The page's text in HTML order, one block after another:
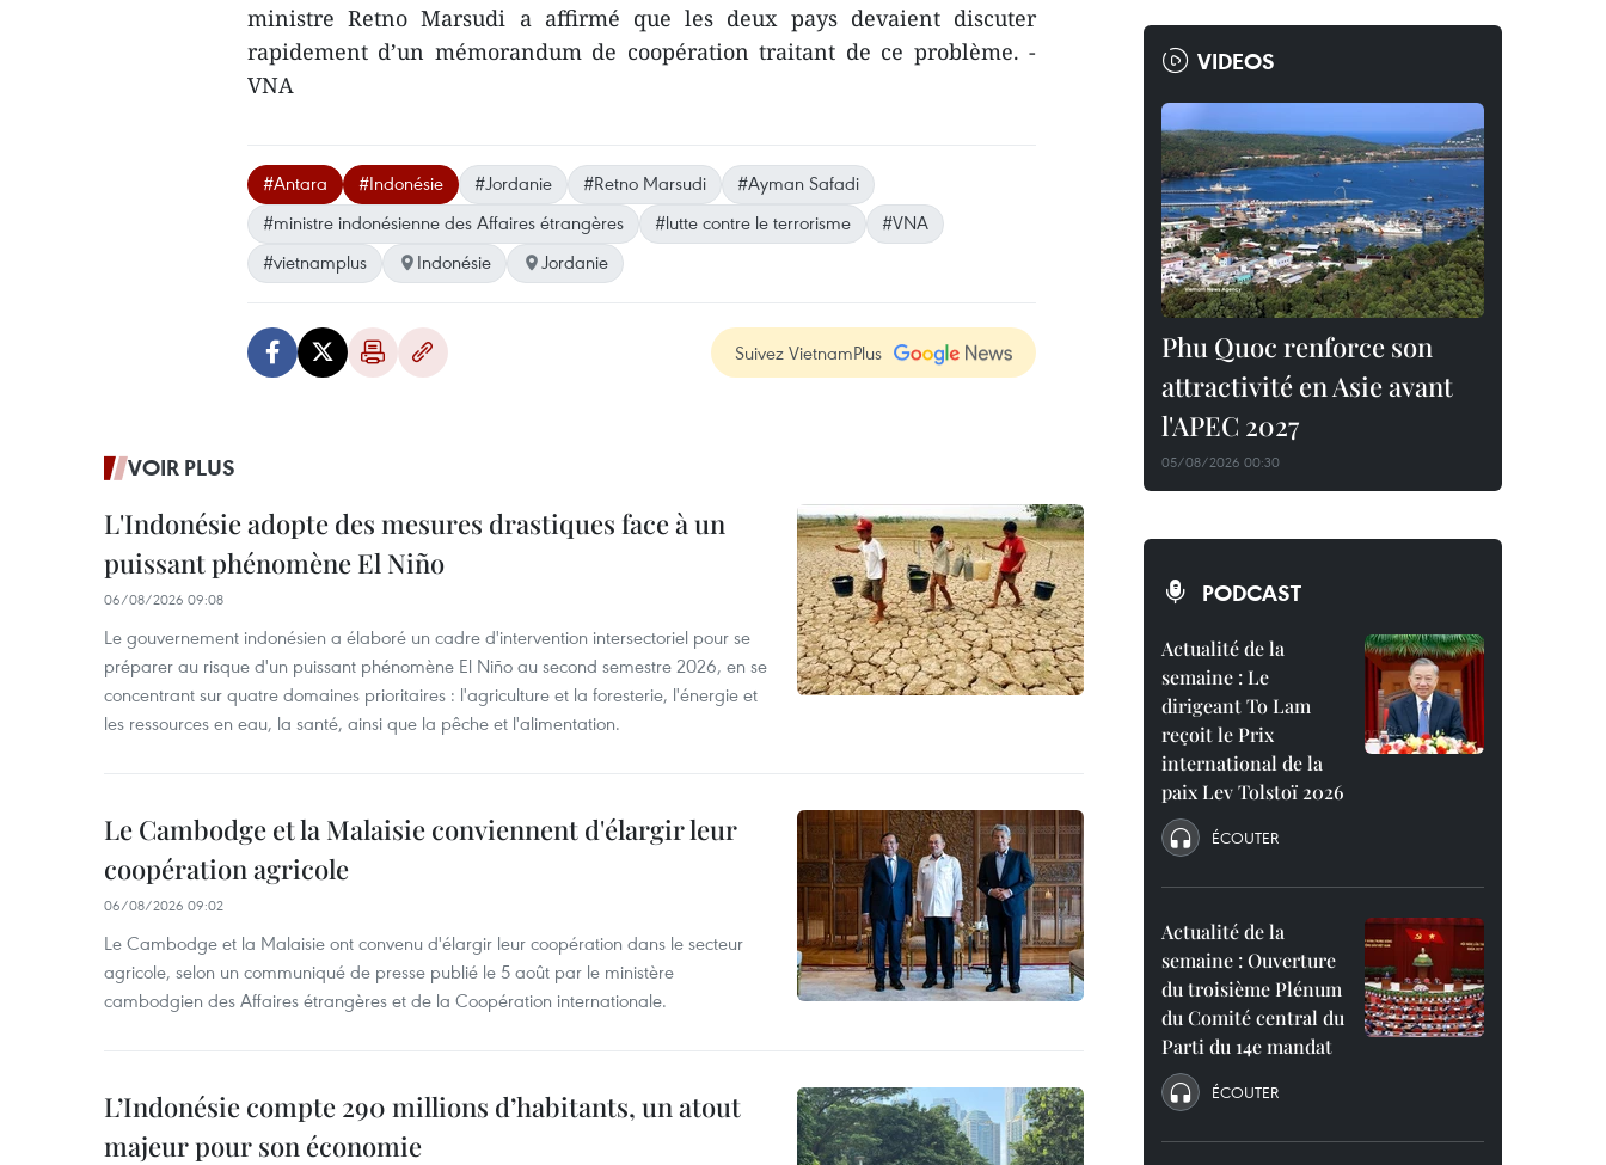
ministre Retno Marsudi a affirmé que les deux pays devaient discuter
rapidement d’un mémorandum de coopération traitant de ce problème. -
VNA
#Antara #Indonésie #Jordanie #Retno Marsudi
#Ayman Safadi
#ministre indonésienne des Affaires étrangères
#lutte contre le terrorisme
#VNA
#vietnamplus
Indonésie Jordanie
Suivez VietnamPlus
VOIR PLUS
L'Indonésie adopte des mesures drastiques face à un
puissant phénomène El Niño
06/08/2026 09:08
Le gouvernement indonésien a élaboré un cadre d'intervention intersectoriel pour se
préparer au risque d'un puissant phénomène El Niño au second semestre 2026, en se
concentrant sur quatre domaines prioritaires : l'agriculture et la foresterie, l'énergie et
les ressources en eau, la santé, ainsi que la pêche et l'alimentation.
Le Cambodge et la Malaisie conviennent d'élargir leur
coopération agricole
06/08/2026 09:02
Le Cambodge et la Malaisie ont convenu d'élargir leur coopération dans le secteur
agricole, selon un communiqué de presse publié le 5 août par le ministère
cambodgien des Affaires étrangères et de la Coopération internationale.
L’Indonésie compte 290 millions d’habitants, un atout
majeur pour son économie
VIDEOS
Phu Quoc renforce son
attractivité en Asie avant
l'APEC 2027
05/08/2026 00:30
PODCAST
Actualité de la
semaine : Le
dirigeant To Lam
reçoit le Prix
international de la
paix Lev Tolstoï 2026
ÉCOUTER
Actualité de la
semaine : Ouverture
du troisième Plénum
du Comité central du
Parti du 14e mandat
ÉCOUTER